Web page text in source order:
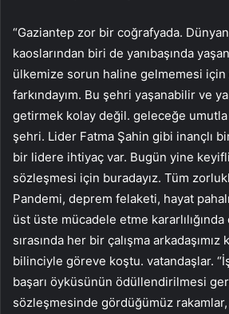
“Gaziantep zor bir coğrafyada.
kaoslarından biri de yanıbaşında
ülkemize sorun haline gelmemesi için
farkındayım. Bu şehri yaşanabilir ve
getirmek kolay değil. geleceğe umutla
şehri. Lider Fatma Şahin gibi inançlı
bir lidere ihtiyaç var. Bugün yine
sözleşmesi için buradayız. Tüm
Pandemi, deprem felaketi, hayat
üst üste mücadele etme kararlılığında
sırasında her bir çalışma
bilinciyle göreve koştu. vatandaşlar.
başarı öyküsünün ödüllendirilmesi
sözleşmesinde gördüğümüz rakamlar,